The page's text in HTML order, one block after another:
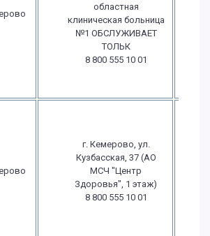
областная
клиническая больница
№1 ОБСЛУЖИВАЕТ
ТОЛЬК
8 800 555 10 01
г. Кемерово, ул.
Кузбасская, 37 (АО
МСЧ "Центр
Здоровья", 1 этаж)
8 800 555 10 01